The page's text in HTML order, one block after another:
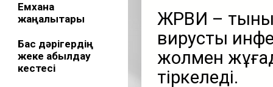
Емхана
жаңалықтары
Бас дәрігердің
жеке қабылдау
кестесі
ЖРВИ –
вирустық
жолмен
тіркеледі.